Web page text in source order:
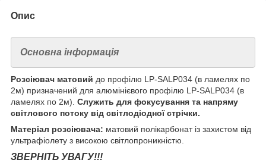
Опис
Основна інформація
Розсіювач матовий до профілю LP-SALP034 (в ламелях по
2м) призначений для алюмінієвого профілю LP-SALP034 (в
ламелях по 2м). Служить для фокусування та напряму
світлового потоку від світлодіодної стрічки.
Матеріал розсіювача: матовий полікарбонат із захистом від
ультрафіолету з високою світлопроникністю.
ЗВЕРНІТЬ УВАГУ!!!